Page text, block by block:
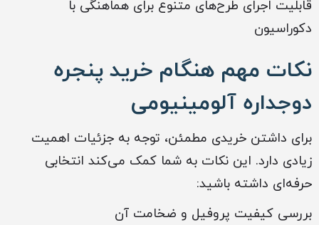
قابلیت اجرای طرح‌های متنوع برای هماهنگی با
دکوراسیون
نکات مهم هنگام خرید پنجره
دوجداره آلومینیومی
برای داشتن خریدی مطمئن، توجه به جزئیات اهمیت
زیادی دارد. این نکات به شما کمک می‌کند انتخابی
حرفه‌ای داشته باشید:
بررسی کیفیت پروفیل و ضخامت آن